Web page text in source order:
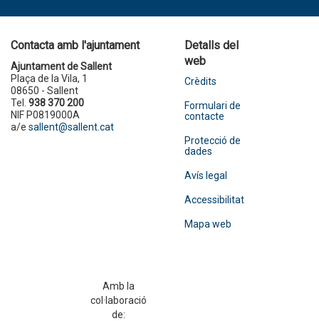
Contacta amb l'ajuntament
Ajuntament de Sallent
Plaça de la Vila, 1
08650 - Sallent
Tel. 938 370 200
NIF P0819000A
a/e sallent@sallent.cat
Detalls del
web
Crèdits
Formulari de
contacte
Protecció de
dades
Avís legal
Accessibilitat
Mapa web
Amb la
col·laboració
de: